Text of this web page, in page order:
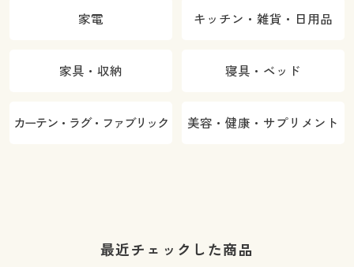
家電 キッチン・雑貨・日用品
家具・収納 寝具・ベッド
カーテン・ラグ・ファブリック 美容・健康・サプリメント
最近チェックした商品